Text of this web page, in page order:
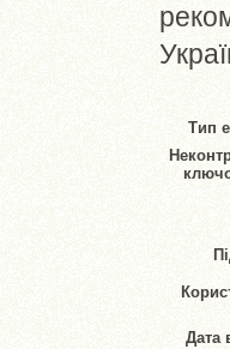
Тип
Дата